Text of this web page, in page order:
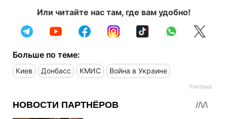
Или читайте нас там, где вам удобно!
Больше по теме:
Киев Донбасс КМИС Война в Украине